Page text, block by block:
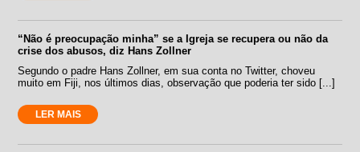
“Não é preocupação minha” se a Igreja se recupera ou não da
crise dos abusos, diz Hans Zollner
Segundo o padre Hans Zollner, em sua conta no Twitter, choveu
muito em Fiji, nos últimos dias, observação que poderia ter sido [...]
LER MAIS